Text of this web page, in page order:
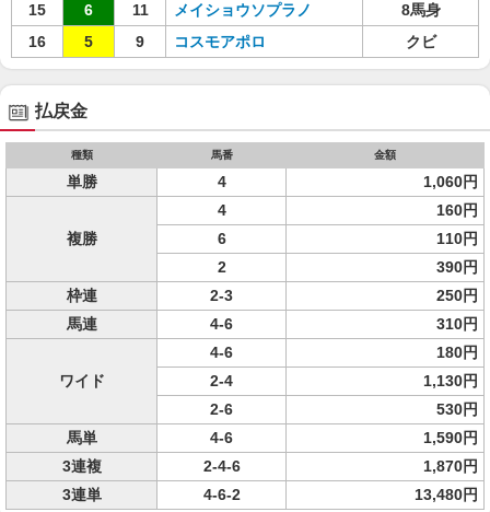
15
6 11 メイショウソプラノ
8馬身
16
5 9 コスモアポロ クビ
払戻金
種類 馬番 金額
単勝 4 1,060円
複勝
4
160円
6
110円
2
390円
枠連
2-3
250円
馬連
4-6 310円
ワイド
4-6
180円
2-4
1,130円
2-6
530円
馬単
4-6
1,590円
3連複
2-4-6
1,870円
3連単
4-6-2 13,480円